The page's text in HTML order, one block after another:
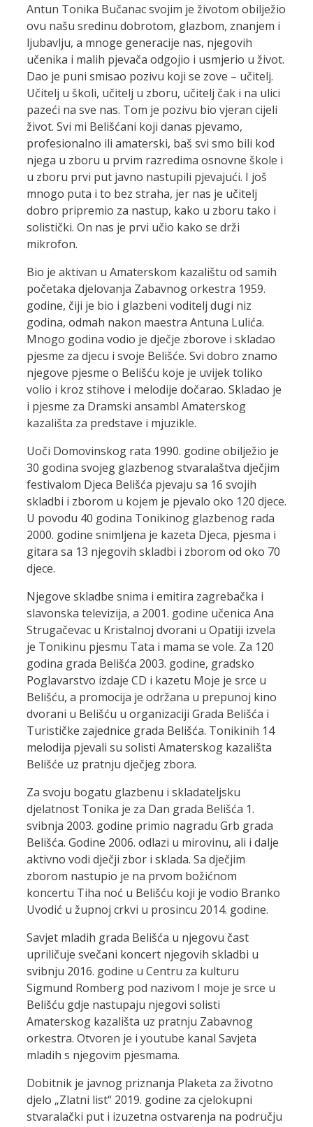
Antun Tonika Bučanac svojim je životom obilježio
ovu našu sredinu dobrotom, glazbom, znanjem i
ljubavlju, a mnoge generacije nas, njegovih
učenika i malih pjevača odgojio i usmjerio u život.
Dao je puni smisao pozivu koji se zove – učitelj.
Učitelj u školi, učitelj u zboru, učitelj čak i na ulici
pazeći na sve nas. Tom je pozivu bio vjeran cijeli
život. Svi mi Belišćani koji danas pjevamo,
profesionalno ili amaterski, baš svi smo bili kod
njega u zboru u prvim razredima osnovne škole i
u zboru prvi put javno nastupili pjevajući. I još
mnogo puta i to bez straha, jer nas je učitelj
dobro pripremio za nastup, kako u zboru tako i
solistički. On nas je prvi učio kako se drži
mikrofon.
Bio je aktivan u Amaterskom kazalištu od samih
početaka djelovanja Zabavnog orkestra 1959.
godine, čiji je bio i glazbeni voditelj dugi niz
godina, odmah nakon maestra Antuna Lulića.
Mnogo godina vodio je dječje zborove i skladao
pjesme za djecu i svoje Belišće. Svi dobro znamo
njegove pjesme o Belišću koje je uvijek toliko
volio i kroz stihove i melodije dočarao. Skladao je
i pjesme za Dramski ansambl Amaterskog
kazališta za predstave i mjuzikle.
Uoči Domovinskog rata 1990. godine obilježio je
30 godina svojeg glazbenog stvaralaštva dječjim
festivalom Djeca Belišća pjevaju sa 16 svojih
skladbi i zborom u kojem je pjevalo oko 120 djece.
U povodu 40 godina Tonikinog glazbenog rada
2000. godine snimljena je kazeta Djeca, pjesma i
gitara sa 13 njegovih skladbi i zborom od oko 70
djece.
Njegove skladbe snima i emitira zagrebačka i
slavonska televizija, a 2001. godine učenica Ana
Strugačevac u Kristalnoj dvorani u Opatiji izvela
je Tonikinu pjesmu Tata i mama se vole. Za 120
godina grada Belišća 2003. godine, gradsko
Poglavarstvo izdaje CD i kazetu Moje je srce u
Belišću, a promocija je održana u prepunoj kino
dvorani u Belišću u organizaciji Grada Belišća i
Turističke zajednice grada Belišća. Tonikinih 14
melodija pjevali su solisti Amaterskog kazališta
Belišće uz pratnju dječjeg zbora.
Za svoju bogatu glazbenu i skladateljsku
djelatnost Tonika je za Dan grada Belišća 1.
svibnja 2003. godine primio nagradu Grb grada
Belišća. Godine 2006. odlazi u mirovinu, ali i dalje
aktivno vodi dječji zbor i sklada. Sa dječjim
zborom nastupio je na prvom božićnom
koncertu Tiha noć u Belišću koji je vodio Branko
Uvodić u župnoj crkvi u prosincu 2014. godine.
Savjet mladih grada Belišća u njegovu čast
upriličuje svečani koncert njegovih skladbi u
svibnju 2016. godine u Centru za kulturu
Sigmund Romberg pod nazivom I moje je srce u
Belišću gdje nastupaju njegovi solisti
Amaterskog kazališta uz pratnju Zabavnog
orkestra. Otvoren je i youtube kanal Savjeta
mladih s njegovim pjesmama.
Dobitnik je javnog priznanja Plaketa za životno
djelo „Zlatni list“ 2019. godine za cjelokupni
stvaralački put i izuzetna ostvarenja na području